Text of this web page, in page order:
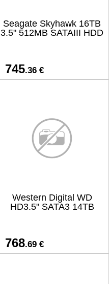
Seagate Skyhawk 16TB
3.5" 512MB SATAIII HDD
745.36 €
Western Digital WD
HD3.5" SATA3 14TB
768.69 €